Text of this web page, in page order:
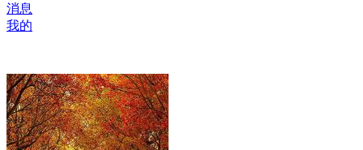
消息
我的